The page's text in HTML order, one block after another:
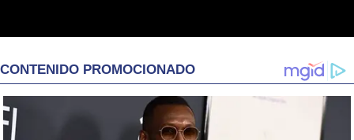
CONTENIDO PROMOCIONADO